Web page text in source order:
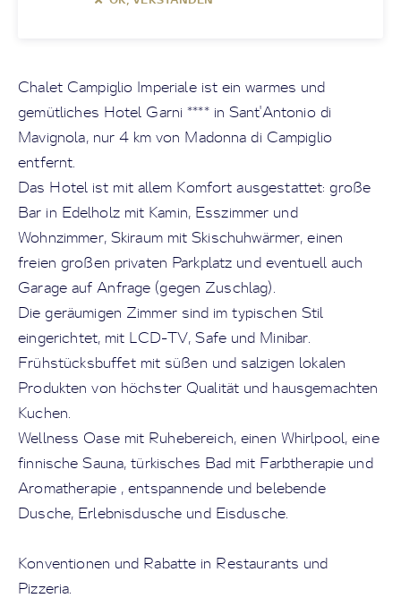
Chalet Campiglio Imperiale ist ein warmes und
gemütliches Hotel Garni **** in Sant'Antonio di
Mavignola, nur 4 km von Madonna di Campiglio
entfernt.
Das Hotel ist mit allem Komfort ausgestattet: große
Bar in Edelholz mit Kamin, Esszimmer und
Wohnzimmer, Skiraum mit Skischuhwärmer, einen
freien großen privaten Parkplatz und eventuell auch
Garage auf Anfrage (gegen Zuschlag).
Die geräumigen Zimmer sind im typischen Stil
eingerichtet, mit LCD-TV, Safe und Minibar.
Frühstücksbuffet mit süßen und salzigen lokalen
Produkten von höchster Qualität und hausgemachten
Kuchen.
Wellness Oase mit Ruhebereich, einen Whirlpool, eine
finnische Sauna, türkisches Bad mit Farbtherapie und
Aromatherapie , entspannende und belebende
Dusche, Erlebnisdusche und Eisdusche.
Konventionen und Rabatte in Restaurants und
Pizzeria.